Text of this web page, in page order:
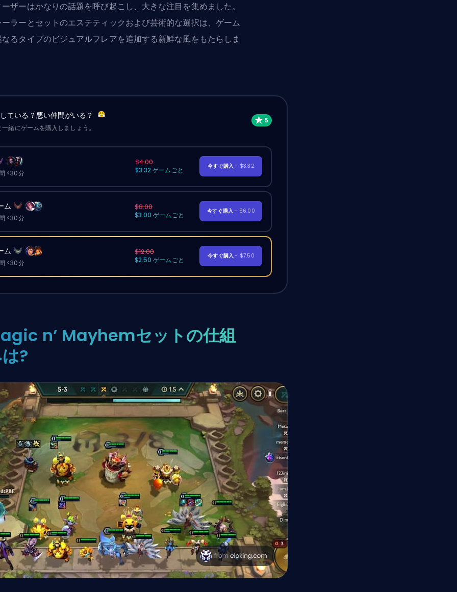
ザーはかなりの話題を呼び起こし、大きな注目を集めました。
ラーとセットのエステティックおよび芸術的な選択は、ゲーム
るタイプのビジュアルフレアを追加する新鮮な風をもたらしま
ている？悪い仲間がいる？
緒にゲームを購入しましょう。
<30分
$4.00
$3.32 ゲームごと
今すぐ購入- $3.32
ム
<30分
$8.00
$3.00 ゲームごと
今すぐ購入- $6.00
ム
<30分
$12.00
$2.50 ゲームごと
今すぐ購入- $7.50
n’ Mayhemセットの仕組
?